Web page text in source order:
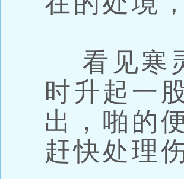
看见寒
时升起一
出，啪的
赶快处理